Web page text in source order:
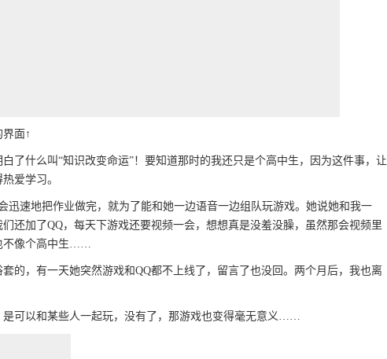
面↑
了什么叫“知识改变命运”！要知道那时的我还只是个高中生，因为这件事，让
爱学习。
迅速地把作业做完，就为了能和她一边语音一边组队玩游戏。她说她和我一
还加了QQ，每天下游戏还要视频一会，想想真是没羞没臊，虽然那会视频里
不像个高中生……
套的，有一天她突然游戏和QQ都不上线了，留言了也没回。两个月后，我也离
是可以和某些人一起玩，没有了，那游戏也变得毫无意义……